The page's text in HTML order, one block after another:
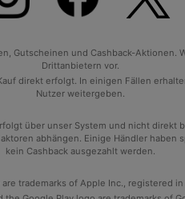
Gutscheinen und Cashback-
Drittanbietern vor.
direkt erfolgt. In einigen Fällen
Nutzer weitergeben.
über unser System und nicht
abhängen. Einige Händler
kein Cashback ausgezahlt werden.
trademarks of Apple Inc., registered